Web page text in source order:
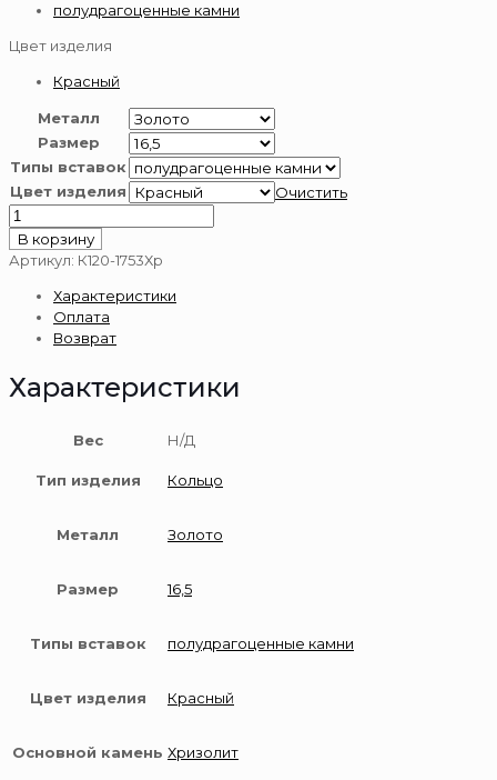
полудрагоценные камни
Цвет изделия
Красный
Металл
Размер
Типы вставок
Цвет изделия
Очистить
Количество
товара
Золотое
пробы
В корзину
Артикул: К120-1753Хр
Характеристики
Оплата
Возврат
Характеристики
Вес Н/Д
Тип изделия Кольцо
Металл Золото
Размер 16,5
Типы вставок полудрагоценные камни
Цвет изделия Красный
Основной камень Хризолит